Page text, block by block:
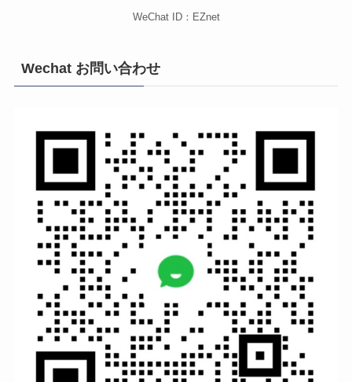
WeChat ID：EZnet
Wechat お問い合わせ